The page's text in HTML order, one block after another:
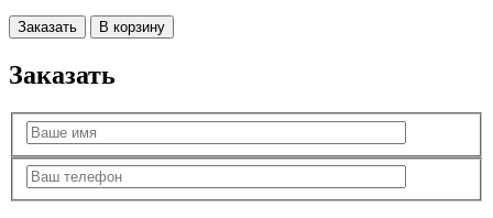
Заказать В корзину
Заказать